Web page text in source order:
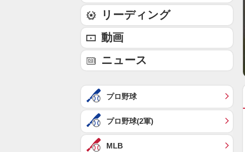
リーディング
動画
ニュース
プロ野球
プロ野球(2軍)
MLB